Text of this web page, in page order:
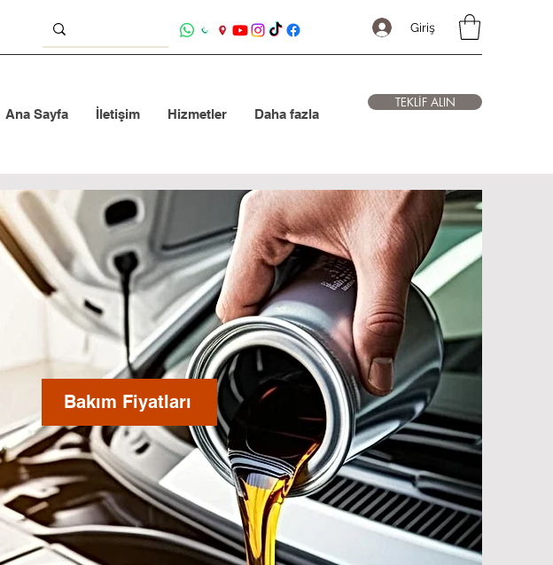
Giriş
Ana Sayfa İletişim Hizmetler Daha fazla
TEKLİF ALIN
Bakım Fiyatları